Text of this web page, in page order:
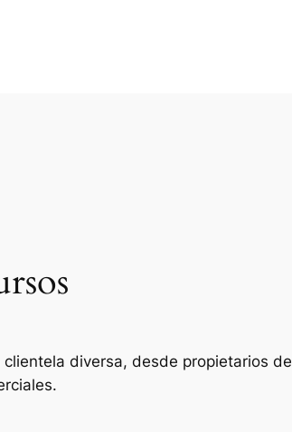
diversa, desde propietarios de